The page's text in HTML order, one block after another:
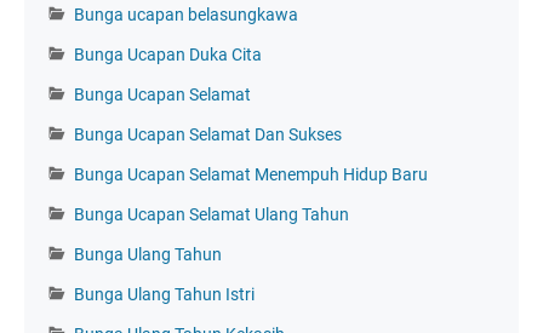
Bunga ucapan belasungkawa
Bunga Ucapan Duka Cita
Bunga Ucapan Selamat
Bunga Ucapan Selamat Dan Sukses
Bunga Ucapan Selamat Menempuh Hidup Baru
Bunga Ucapan Selamat Ulang Tahun
Bunga Ulang Tahun
Bunga Ulang Tahun Istri